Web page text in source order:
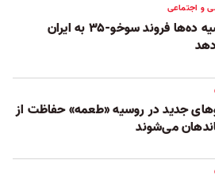
و اجتماعی
روسیه ده‌ها فروند سوخو-۳۵ به ایران
جدید در روسیه «طعمه» حفاظت از
می‌شوند